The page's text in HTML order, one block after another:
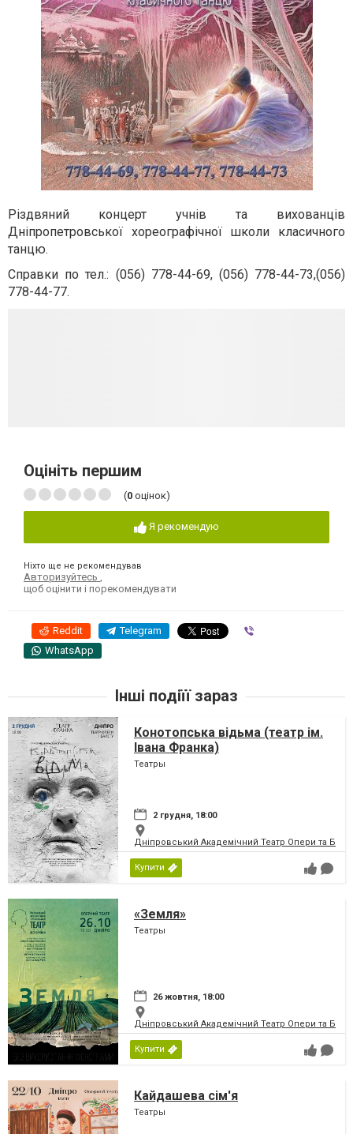
Різдвяний концерт учнів та вихованців
Дніпропетровської хореографічної школи класичного
танцю.
Справки по тел.: (056) 778-44-69, (056) 778-44-73,(056)
778-44-77.
Оцініть першим
(0 оцінок)
Я рекомендую
Ніхто ще не рекомендував
Авторизуйтесь
щоб оцінити і порекомендувати
Reddit Telegram
WhatsApp
Інші подіїї зараз
Конотопська відьма (театр ім.
Івана Франка)
Театры
2 грудня, 18:00
Дніпровський Академічний Театр Опери та
Купити
«Земля»
Театры
26 жовтня, 18:00
Дніпровський Академічний Театр Опери та
Купити
Кайдашева сім'я
Театры